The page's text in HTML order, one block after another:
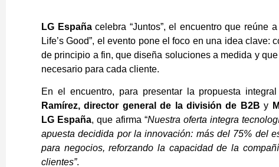
LG Españacelebra “Juntos”, el encuentro que reúne
Life’s Good”, el evento pone el foco en una idea clave:
de principio a fin, que diseña soluciones a medida y
necesario para cada cliente.
En el encuentro, para presentar la propuesta
Ramírez, director general de la división de B2B y
LG España, que afirma “Nuestra oferta integra
apuesta decidida por la innovación: más del 75% del
para negocios, reforzando la capacidad de la
clientes”.